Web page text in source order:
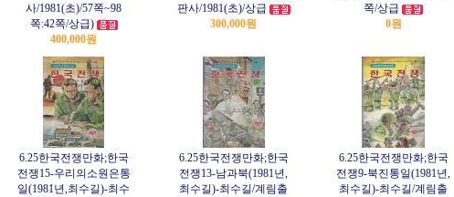
사/1981(초)/57쪽~98
쪽:42쪽/상급)
400,000원
판사/1981(초)/상급
300,000원
쪽/상급
0원
6.25한국전쟁만화;한국
전쟁15-우리의소원은통
일(1981년,최수길)-최수
6.25한국전쟁만화;한국
전쟁13-남과북(1981년,
최수길)-최수길/계림출
6.25한국전쟁만화;한국
전쟁9-북진통일(1981년,
최수길)-최수길/계림출